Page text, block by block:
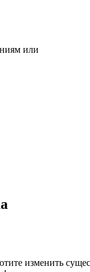
или
изменить